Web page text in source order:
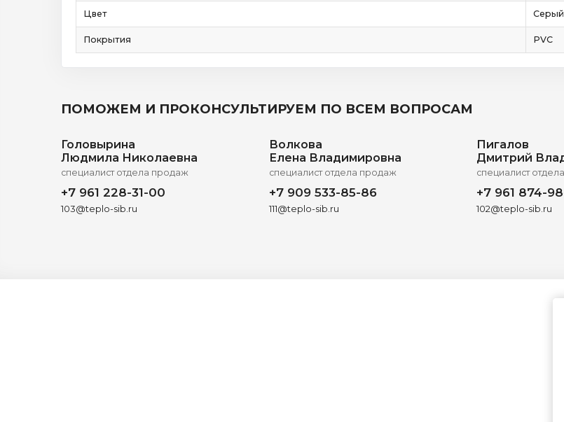
Цвет Серый
Покрытия PVC
ПОМОЖЕМ И ПРОКОНСУЛЬТИРУЕМ ПО ВСЕМ ВОПРОСАМ
Головырина
Людмила Николаевна
специалист отдела продаж
+7 961 228-31-00
103@teplo-sib.ru
Волкова
Елена Владимировна
специалист отдела продаж
+7 909 533-85-86
111@teplo-sib.ru
Пигалов
Дмитрий
специалист
+7 961 874-
102@teplo-sib.ru